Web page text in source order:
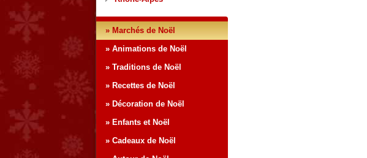
» Marchés de Noël
» Animations de Noël
» Traditions de Noël
» Recettes de Noël
» Décoration de Noël
» Enfants et Noël
» Cadeaux de Noël